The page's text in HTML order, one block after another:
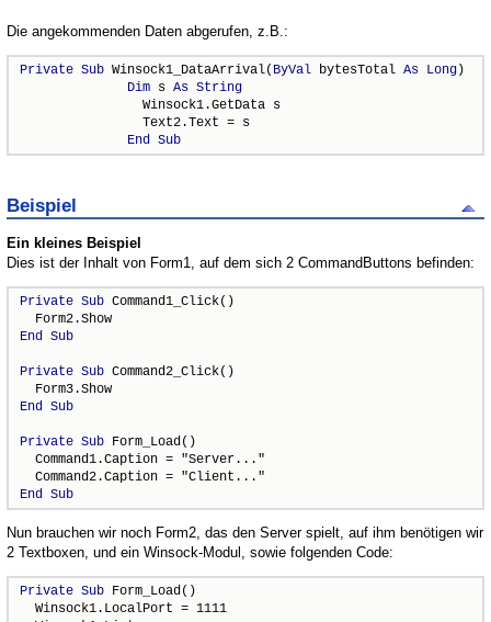
Die angekommenden Daten abgerufen, z.B.:
Private Sub Winsock1_DataArrival( ByVal bytesTotal As Long )
Dim s As String
                Winsock1.GetData s
                Text2.Text = s
End Sub
Beispiel
Ein kleines Beispiel
Dies ist der Inhalt von Form1, auf dem sich 2 CommandButtons befinden:
Private Sub Command1_Click()
End Sub
Private Sub Command2_Click()
End Sub
Private Sub Form_Load()
  Command1.Caption = "Server..."
End Sub
Nun brauchen wir noch Form2, das den Server spielt, auf ihm benötigen wir
2 Textboxen, und ein Winsock-Modul, sowie folgenden Code:
Private Sub Form_Load()
  Winsock1.LocalPort = 1111